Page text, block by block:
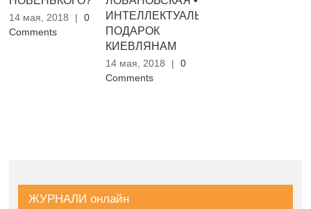
14 мая, 2018 |
0
Comments
ИНТЕЛЛЕКТУАЛЬНЫЙ
ПОДАРОК
КИЕВЛЯНАМ
14 мая, 2018 |
0
Comments
ЖУРНАЛИ онлайн